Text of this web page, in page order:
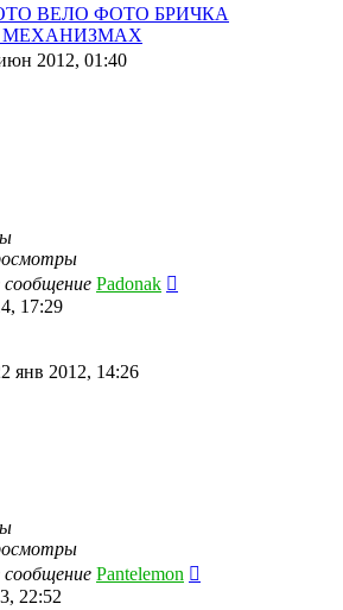
ВЕЛО ФОТО БРИЧКА
МЕХАНИЗМАХ
2012, 01:40
сообщение Padonak
17:29
янв 2012, 14:26
сообщение Pantelemon
22:52